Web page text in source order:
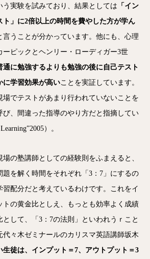
う実験を試みており、結果としては 「イン
ト」に2倍以上の時間を費やした方が学ん
言うことが分かっています。他にも、心理
ーピックとヘンリー・ローディガー3世
通に勉強するよりも勉強の後に自己テスト
に学習効果が高いことを実証しています。
場でテストがあまり行われていないことを
び、間違った指導のやり方だと指摘してい
）。
の塾講師としての経験則をふまえると、
題を解く時間をそれぞれ「3：7」にするの
配分だと考えているわけです。これをイ
トの黄金比としえ、もっとも効率よく成績
して、「3：7の法則」といわれうｒこと
代々木ゼミナールのカリスマ英語講師坂木
生徒は、インプット＝7、アウトプット＝3